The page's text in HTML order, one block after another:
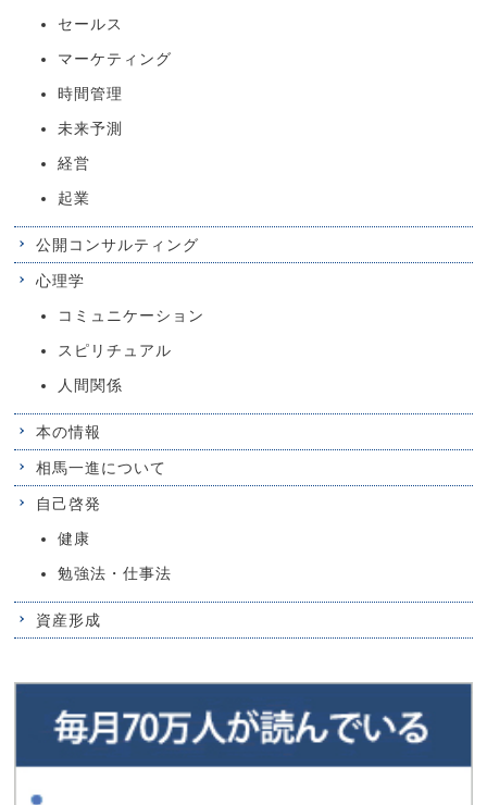
セールス
マーケティング
時間管理
未来予測
経営
起業
公開コンサルティング
心理学
コミュニケーション
スピリチュアル
人間関係
本の情報
相馬一進について
自己啓発
健康
勉強法・仕事法
資産形成